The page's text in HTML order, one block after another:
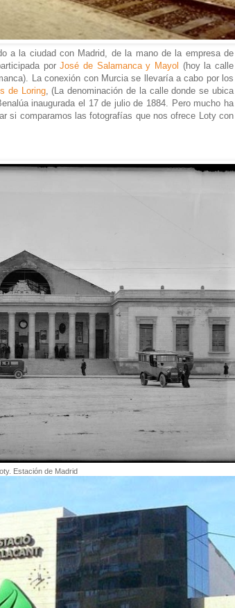
a la ciudad con Madrid, de la mano de la empresa de
porJosé de Salamanca y Mayol (hoy la calle
La conexión con Murcia se llevaría a cabo por los
de Loring, (La denominación de la calle donde se ubica
inaugurada el 17 de julio de 1884. Pero mucho ha
si comparamos las fotografías que nos ofrece Loty con
Estación de Madrid